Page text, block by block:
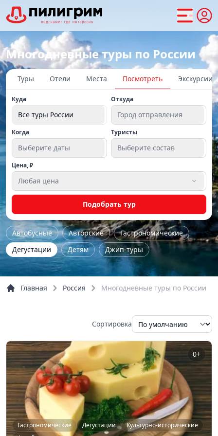
Многодневные туры по России
Туры Отели Места Посмотреть Экскурсии
Куда
Все туры России
Откуда
Город отправления
Когда
Выберите даты
Туристы
Выберите состав
Цена, ₽
Любая цена
Подобрать тур
Автобусные Авторские
Гастрономические
Дегустации
Детям
Джип-туры
Железнодорожные
Женские
Йога - туры
Однодневные
По области
Семейные
Трекинг
Тур выходного дня
Экстрим
Обзорные
Речные прогулки
Главная Россия Многодневные туры по России
Сортировка
0+
Гастрономические Дегустации
Культурно-исторические